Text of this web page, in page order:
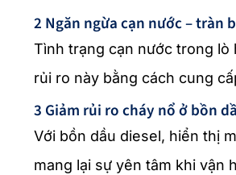
2 Ngăn ngừa cạn nước – tràn
Tình trạng cạn nước trong
rủi ro này bằng cách cung
3 Giảm rủi ro cháy nổ ở bồn
Với bồn dầu diesel, hiển thị
mang lại sự yên tâm khi vận